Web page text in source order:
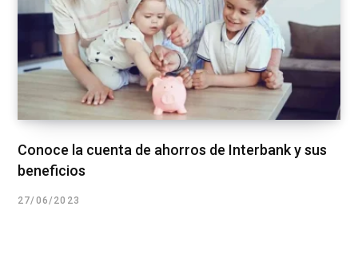
Conoce la cuenta de ahorros de Interbank y sus
beneficios
27/06/2023